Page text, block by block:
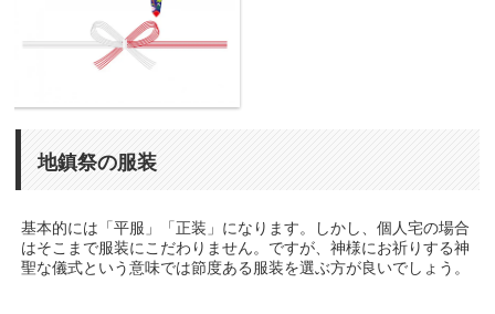
地鎮祭の服装
基本的には「平服」「正装」になります。しかし、個人宅の場合
はそこまで服装にこだわりません。ですが、神様にお祈りする神
聖な儀式という意味では節度ある服装を選ぶ方が良いでしょう。